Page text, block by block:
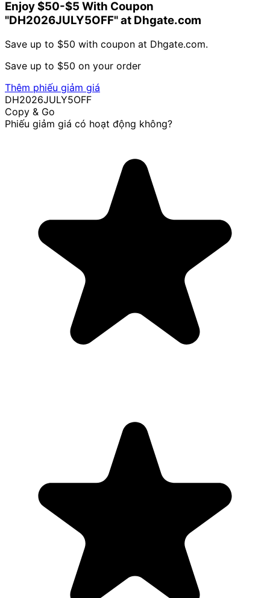
Enjoy $50-$5 With Coupon
"DH2026JULY5OFF" at Dhgate.com
Save up to $50 with coupon at Dhgate.com.
Save up to $50 on your order
Thêm phiếu giảm giá
DH2026JULY5OFF
Copy & Go
Phiếu giảm giá có hoạt động không?